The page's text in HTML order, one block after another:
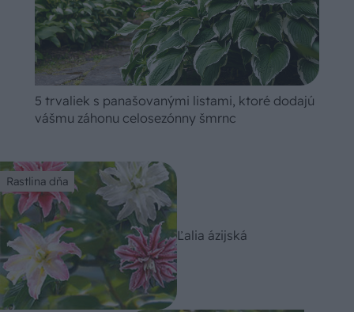
5 trvaliek s panašovanými listami, ktoré dodajú
vášmu záhonu celosezónny šmrnc
Rastlina dňa
Ľalia ázijská